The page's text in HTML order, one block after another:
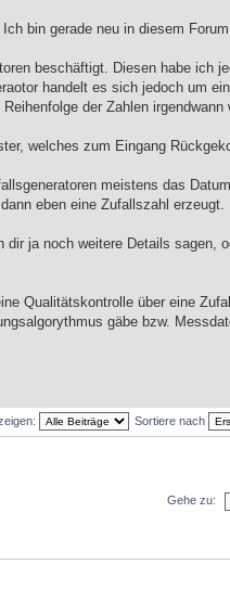
bin gerade neu in diesem
beschäftigt. Diesen habe ich
handelt es sich jedoch um
der Zahlen irgendwann
welches zum Eingang
meistens das
eben eine Zufallszahl erzeugt.
ja noch weitere Details sagen,
Qualitätskontrolle über eine
gäbe bzw.
Sortiere nach
Gehe zu: